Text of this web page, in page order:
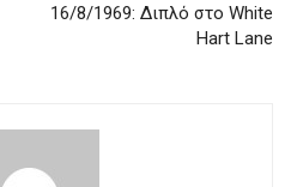
16/8/1969: Διπλό στο White
Hart Lane